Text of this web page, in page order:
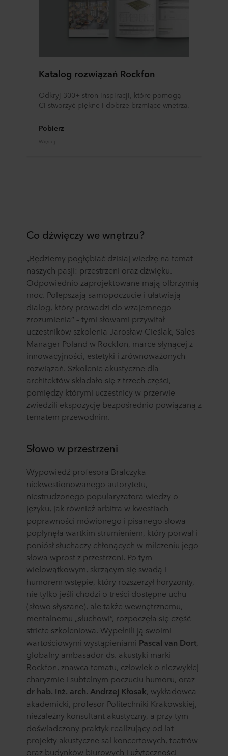
Katalog rozwiązań Rockfon
Odkryj 300+ stron inspiracji, które pomogą
Ci stworzyć piękne i dobrze brzmiące wnętrza.
Pobierz
Co dźwięczy we wnętrzu?
„Będziemy pogłębiać dzisiaj wiedzę na temat
naszych pasji: przestrzeni oraz dźwięku.
Odpowiednio zaprojektowane mają olbrzymią
moc. Polepszają samopoczucie i ułatwiają
dialog, który prowadzi do wzajemnego
zrozumienia” – tymi słowami przywitał
uczestników szkolenia Jarosław Cieślak, Sales
Manager Poland w Rockfon, marce słynącej z
innowacyjności, estetyki i zrównoważonych
rozwiązań. Szkolenie akustyczne dla
architektów składało się z trzech części,
pomiędzy którymi uczestnicy w przerwie
zwiedzili ekspozycję bezpośrednio powiązaną z
tematem przewodnim.
Słowo w przestrzeni
Wypowiedź profesora Bralczyka –
niekwestionowanego autorytetu,
niestrudzonego popularyzatora wiedzy o
języku, jak również arbitra w kwestiach
poprawności mówionego i pisanego słowa –
popłynęła wartkim strumieniem, który porwał i
poniósł słuchaczy chłonących w milczeniu jego
słowa wprost z przestrzeni. Po tym
wielowątkowym, skrzącym się swadą i
humorem wstępie, który rozszerzył horyzonty,
nie tylko jeśli chodzi o treści dostępne uchu
(słowo słyszane), ale także wewnętrznemu,
mentalnemu „słuchowi”, rozpoczęła się część
stricte szkoleniowa. Wypełnili ją swoimi
wartościowymi wystąpieniami Pascal van Dort,
globalny ambasador ds. akustyki marki
Rockfon, znawca tematu, człowiek o niezwykłej
charyzmie i subtelnym poczuciu humoru, oraz
dr hab. inż. arch. Andrzej Kłosak, wykładowca
akademicki, profesor Politechniki Krakowskiej,
niezależny konsultant akustyczny, a przy tym
doświadczony praktyk realizujący od lat
projekty akustyczne sal koncertowych, teatrów
oraz budynków biurowych i użyteczności